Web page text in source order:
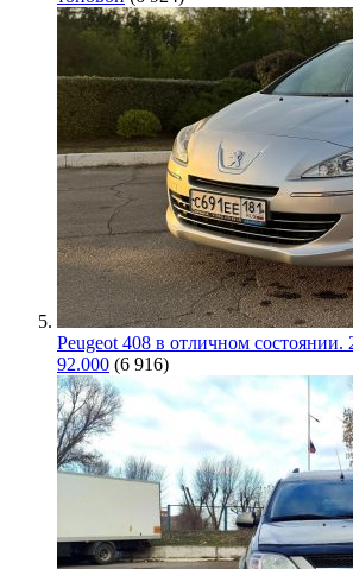
Peugeot 408 в отличном состоянии.
92.000 (6 916)